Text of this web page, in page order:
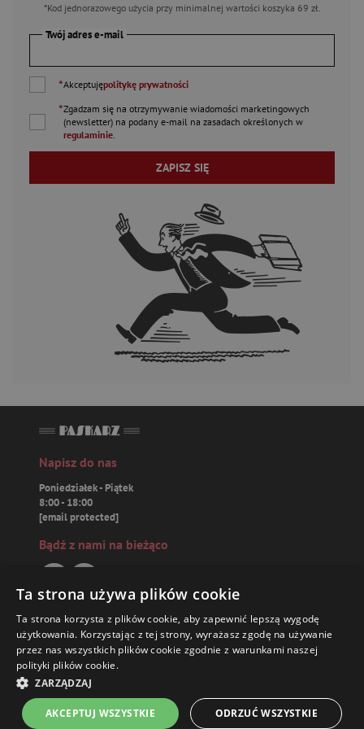
41,83 ZŁ
*Kod jednorazowego użycia przy minimalnej wartości koszyka 69 zł.
Twój adres e-mail
*Akceptujępolitykę prywatności
*Zgadzam się na otrzymywanie wiadomości marketingowych
(newsletter) na podany e-mail na zasadach określonych w
regulaminie
ZAPISZ SIĘ
Napisz do nas
Poniedziałek - Piątek
8:00 - 18:00
[email protected]
Bądź z nami na bieżąco
Paskarz.pl
Zamówienia
Książki
Ta strona używa plików cookie
Ta strona korzysta z plików cookie, aby zapewnić lepszą wygodę
użytkowania. Korzystając z tej strony, wyrażasz zgodę na używanie
przez nas wszystkich plików cookie zgodnie z warunkami naszej
polityki plików cookie.
ZARZĄDZAJ
AKCEPTUJ WSZYSTKIE ODRZUĆ WSZYSTKIE